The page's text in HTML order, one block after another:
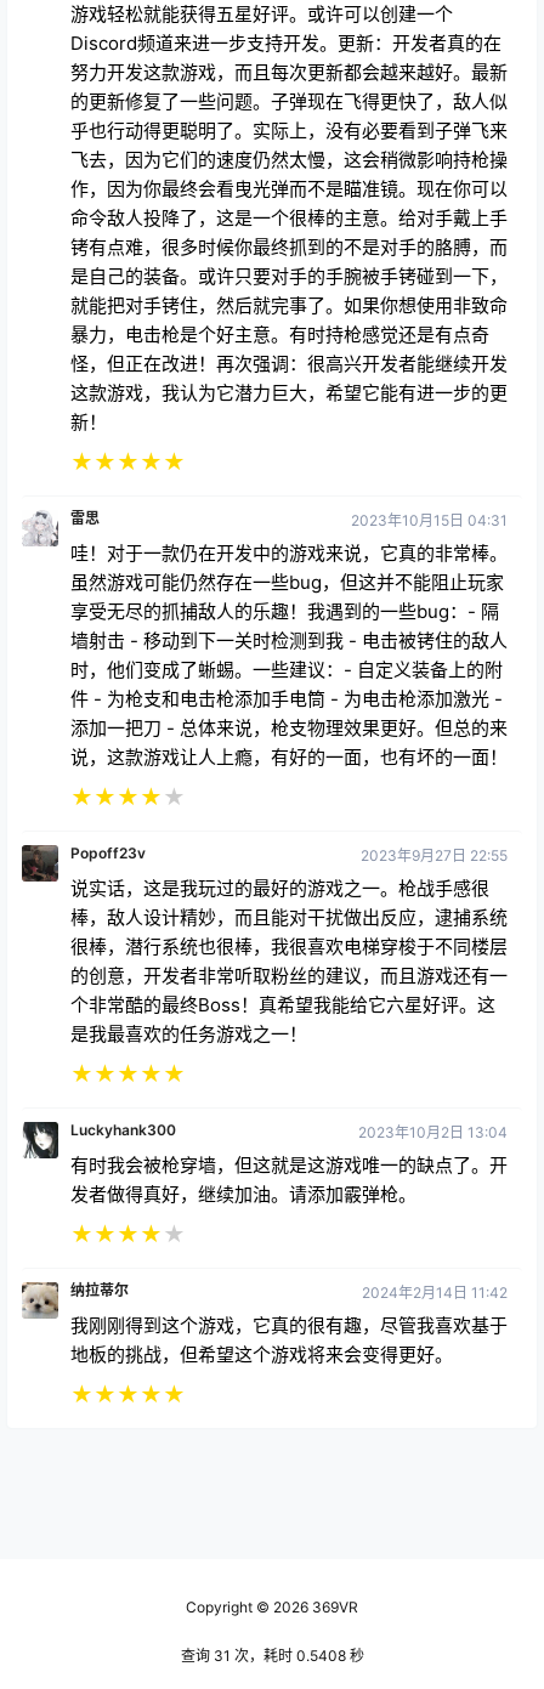
游戏轻松就能获得五星好评。或许可以创建一个
Discord频道来进一步支持开发。更新：开发者真的在
努力开发这款游戏，而且每次更新都会越来越好。最新
的更新修复了一些问题。子弹现在飞得更快了，敌人似
乎也行动得更聪明了。实际上，没有必要看到子弹飞来
飞去，因为它们的速度仍然太慢，这会稍微影响持枪操
作，因为你最终会看曳光弹而不是瞄准镜。现在你可以
命令敌人投降了，这是一个很棒的主意。给对手戴上手
铐有点难，很多时候你最终抓到的不是对手的胳膊，而
是自己的装备。或许只要对手的手腕被手铐碰到一下，
就能把对手铐住，然后就完事了。如果你想使用非致命
暴力，电击枪是个好主意。有时持枪感觉还是有点奇
怪，但正在改进！再次强调：很高兴开发者能继续开发
这款游戏，我认为它潜力巨大，希望它能有进一步的更
新！
★★★★★
雷思 2023年10月15日 04:31
哇！对于一款仍在开发中的游戏来说，它真的非常棒。
虽然游戏可能仍然存在一些bug，但这并不能阻止玩家
享受无尽的抓捕敌人的乐趣！我遇到的一些bug：- 隔
墙射击 - 移动到下一关时检测到我 - 电击被铐住的敌人
时，他们变成了蜥蜴。一些建议：- 自定义装备上的附
件 - 为枪支和电击枪添加手电筒 - 为电击枪添加激光 -
添加一把刀 - 总体来说，枪支物理效果更好。但总的来
说，这款游戏让人上瘾，有好的一面，也有坏的一面！
★★★★★
Popoff23v 2023年9月27日 22:55
说实话，这是我玩过的最好的游戏之一。枪战手感很
棒，敌人设计精妙，而且能对干扰做出反应，逮捕系统
很棒，潜行系统也很棒，我很喜欢电梯穿梭于不同楼层
的创意，开发者非常听取粉丝的建议，而且游戏还有一
个非常酷的最终Boss！真希望我能给它六星好评。这
是我最喜欢的任务游戏之一！
★★★★★
Luckyhank300 2023年10月2日 13:04
有时我会被枪穿墙，但这就是这游戏唯一的缺点了。开
发者做得真好，继续加油。请添加霰弹枪。
★★★★★
纳拉蒂尔 2024年2月14日 11:42
我刚刚得到这个游戏，它真的很有趣，尽管我喜欢基于
地板的挑战，但希望这个游戏将来会变得更好。
★★★★★
Copyright © 2026 369VR
查询 31 次，耗时 0.5408 秒